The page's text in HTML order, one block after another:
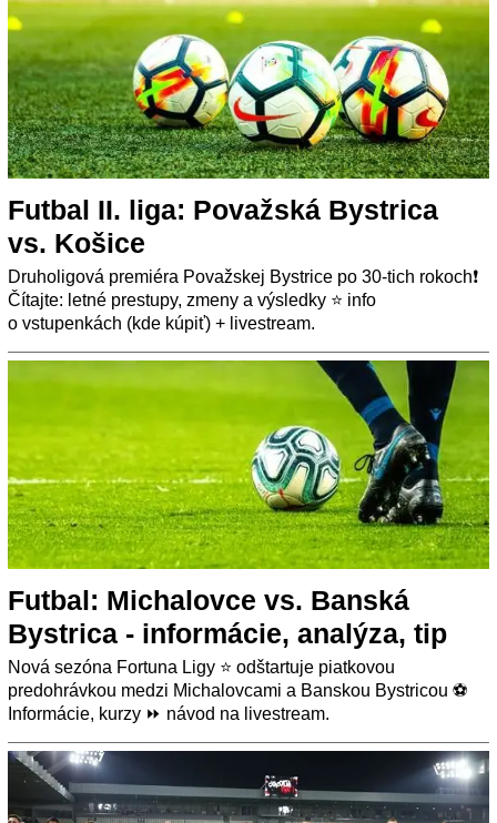
Futbal II. liga: Považská Bystrica
vs. Košice
Druholigová premiéra Považskej Bystrice po 30-tich rokoch❗
Čítajte: letné prestupy, zmeny a výsledky ⭐ info
o vstupenkách (kde kúpiť) + livestream.
Futbal: Michalovce vs. Banská
Bystrica - informácie, analýza, tip
Nová sezóna Fortuna Ligy ⭐ odštartuje piatkovou
predohrávkou medzi Michalovcami a Banskou Bystricou ⚽
Informácie, kurzy ⏩ návod na livestream.